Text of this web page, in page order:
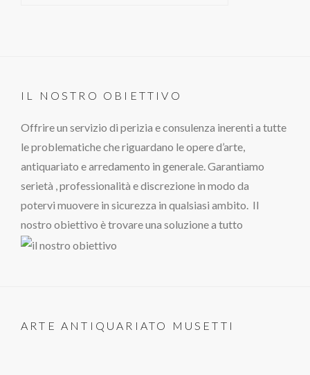
IL NOSTRO OBIETTIVO
Offrire un servizio di perizia e consulenza inerenti a tutte
le problematiche che riguardano le opere d’arte,
antiquariato e arredamento in generale. Garantiamo
serietà , professionalità e discrezione in modo da
potervi muovere in sicurezza in qualsiasi ambito. Il
nostro obiettivo è trovare una soluzione a tutto
ARTE ANTIQUARIATO MUSETTI